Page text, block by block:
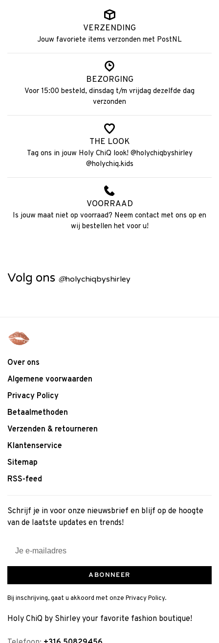
VERZENDING
Jouw favoriete items verzonden met PostNL
BEZORGING
Voor 15:00 besteld, dinsdag t/m vrijdag dezelfde dag
verzonden
THE LOOK
Tag ons in jouw Holy ChiQ look! @holychiqbyshirley
@holychiq.kids
VOORRAAD
Is jouw maat niet op voorraad? Neem contact met ons op en
wij bestellen het voor u!
Volg ons @holychiqbyshirley
Over ons
Algemene voorwaarden
Privacy Policy
Betaalmethoden
Verzenden & retourneren
Klantenservice
Sitemap
RSS-feed
Schrijf je in voor onze nieuwsbrief en blijf op de hoogte
van de laatste updates en trends!
ABONNEER
Bij inschrijving, gaat u akkoord met onze Privacy Policy.
Holy ChiQ by Shirley your favorite fashion boutique!